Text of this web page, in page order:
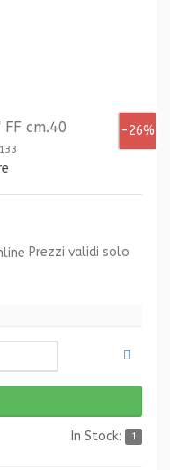
-26%
cm.40
Prezzi validi solo
In Stock: 1